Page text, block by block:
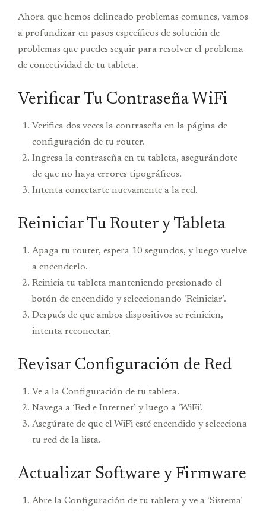
Ahora que hemos delineado problemas comunes, vamos
a profundizar en pasos específicos de solución de
problemas que puedes seguir para resolver el problema
de conectividad de tu tableta.
Verificar Tu Contraseña WiFi
Verifica dos veces la contraseña en la página de
configuración de tu router.
Ingresa la contraseña en tu tableta, asegurándote
de que no haya errores tipográficos.
Intenta conectarte nuevamente a la red.
Reiniciar Tu Router y Tableta
Apaga tu router, espera 10 segundos, y luego vuelve
a encenderlo.
Reinicia tu tableta manteniendo presionado el
botón de encendido y seleccionando ‘Reiniciar’.
Después de que ambos dispositivos se reinicien,
intenta reconectar.
Revisar Configuración de Red
Ve a la Configuración de tu tableta.
Navega a ‘Red e Internet’ y luego a ‘WiFi’.
Asegúrate de que el WiFi esté encendido y selecciona
tu red de la lista.
Actualizar Software y Firmware
Abre la Configuración de tu tableta y ve a ‘Sistema’